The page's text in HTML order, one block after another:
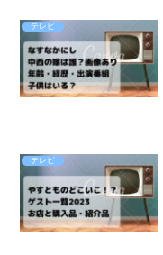
テレビ
テレビ